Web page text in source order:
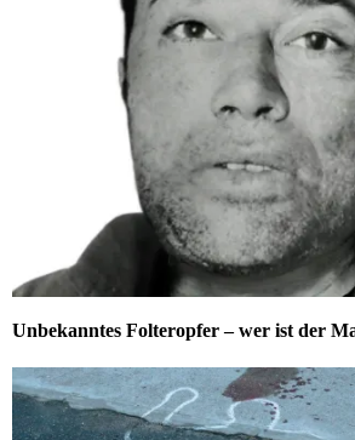
Unbekanntes Folteropfer – wer ist der